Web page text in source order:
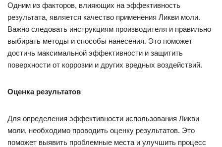
Одним из факторов, влияющих на эффективность
результата, является качество применения Ликви моли.
Важно следовать инструкциям производителя и правильно
выбирать методы и способы нанесения. Это поможет
достичь максимальной эффективности и защитить
поверхности от коррозии и других вредных воздействий.
Оценка результатов
Для определения эффективности использования Ликви
моли, необходимо проводить оценку результатов. Это
поможет выявить проблемные места и улучшить процесс